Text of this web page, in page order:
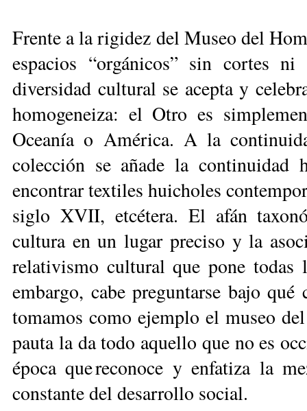
Frente a la rigidez del Museo del
espacios “orgánicos” sin cortes
diversidad cultural se acepta y
homogeneiza: el Otro es
Oceanía o América. A la
colección se añade la continuidad
encontrar textiles huicholes
siglo XVII, etcétera. El afán
cultura en un lugar preciso y la
relativismo cultural que pone
embargo, cabe preguntarse bajo
tomamos como ejemplo el museo
pauta la da todo aquello que no es
época que reconoce y enfatiza la
constante del desarrollo social.